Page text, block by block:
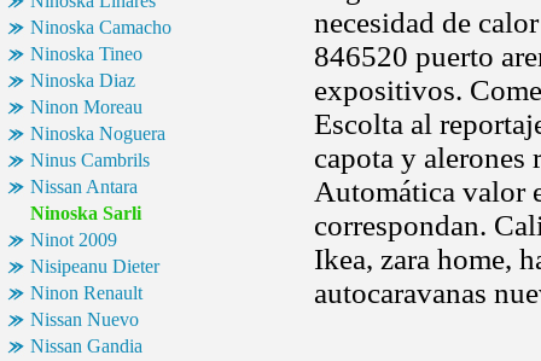
Ninoska Camacho
Ninoska Tineo
Ninoska Diaz
Ninon Moreau
Ninoska Noguera
Ninus Cambrils
Nissan Antara
Ninoska Sarli
Ninot 2009
Nisipeanu Dieter
Ninon Renault
Nissan Nuevo
Nissan Gandia
necesidad de
846520 puerto
expositivos.
Escolta al
capota y alerones
Automática valor
correspondan.
Ikea, zara home,
autocaravanas